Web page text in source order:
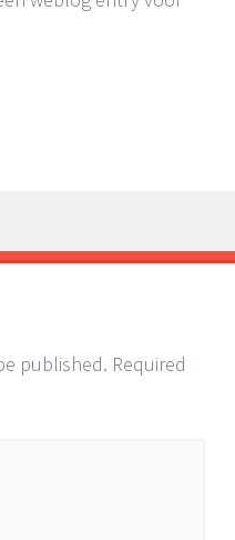
published. Required